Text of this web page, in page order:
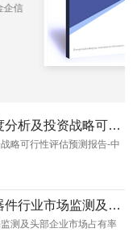
2025-2031年电机控制器行业全景深度分析及投资战略可行性评估预测报告-中金企信发布
略可行性评估预测报告-中
2025-2031年全球及我国石英晶体元器件行业市场监测及头部企业市场占有率排名调研报告-...
测及头部企业市场占有率